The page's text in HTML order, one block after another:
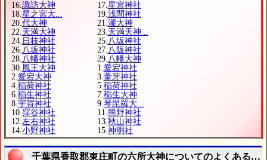
16.諏訪大神 17.星宮神社
18.星之宮大... 19.浅間神社
20.代大神 21.瀧大神
22.天満大神 23.天満天神...
24. 日枝神社 25.八坂神社
26.八坂神社 27.八阪神社
28.八幡神社 29.八幡大神
30.風王大神 1.愛宕神社
2.愛宕大神 3.葦牙神社
4.稲荷神社 5.稲荷神社
6.稲生神社 7.稲生大神
8.宇賀神社 9.琴毘羅大...
10.窪谷神社 11.熊野神社
12.左右神社 13.秋山神社
14.小野神社 15.神明社
千葉県香取郡東庄町の六所大神についてのよくある質